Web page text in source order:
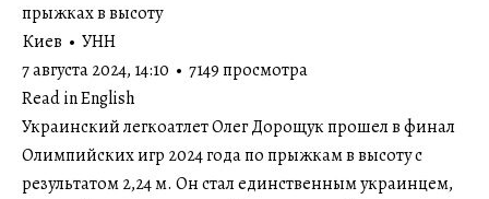
прыжках в высоту
Киев • УНН
7 августа 2024, 14:10 • 7149 просмотра
Read in English
Украинский легкоатлет Олег Дорощук прошел в финал
Олимпийских игр 2024 года по прыжкам в высоту с
результатом 2,24 м. Он стал единственным украинцем,